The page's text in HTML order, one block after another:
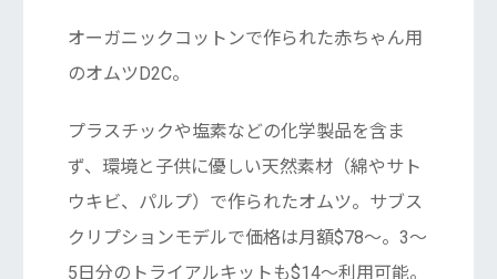
オーガニックコットンで作られた赤ちゃん用
のオムツD2C。
プラスチックや塩素などの化学製品を含ま
ず、環境と子供に優しい天然素材（綿やサト
ウキビ、パルプ）で作られたオムツ。サブス
クリプションモデルで価格は月額$78〜。3〜
5日分のトライアルキットも$14〜利用可能。